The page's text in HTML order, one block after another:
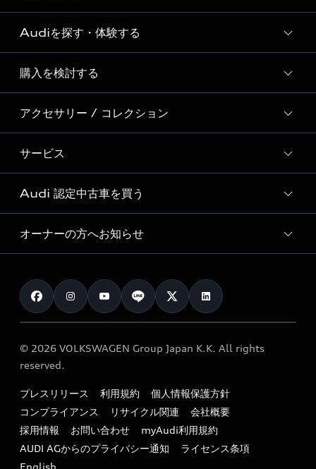
Audi ブランド
Story of Progress
Audi Sport
Formula 1®
デジタルサービス
Audiを探す・体験する
ディーラー検索
新車在庫検索
試乗車・展示車検索
見積り依頼
試乗予約
購入を検討する
モデル一覧
特別仕様モデル / 限定モデル
e-tronラインアップ
価格シミュレーション
車両比較
カタログ一覧
アクセサリー / コレクション
純正アクセサリー
オンラインショップ
Audi collection
アウディナビアプリ
サービス
サービス入庫予約
サービスプログラム
メンテナンス
車検 / 定期点検
e-tronアフターサポート
myAudi
Audi 認定中古車を買う
Audi認定中古車
クオリティ
保証
メンテナンス
ファイナンス
キャンペーン / イベント
買取査定
オーナーの方へお知らせ
お知らせ
オーナー様向けキャンペーン
特定整備適用車一覧
リサイクル法
よくある質問（FAQ）
© 2026 VOLKSWAGEN Group Japan K.K. All rights
reserved.
プレスリリース 利用規約
個人情報保護方針
コンプライアンス
リサイクル関連
会社概要
採用情報
お問い合わせ
myAudi利用規約
AUDI AGからのプライバシー通知
ライセンス条項
English